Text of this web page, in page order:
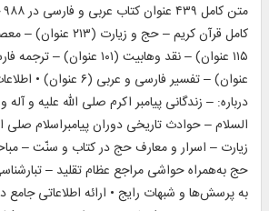
كامل قرآن كریم – حج و
عنوان) – تفسیر فارسی و
درباره: – زندگانی پیامبر اکرم‏ صلی الله علیه و
السلام – حوادث تاریخی دوران پیامبراسلام‏ صلی
زیارت – اسرار و معارف حج در کتاب و سنّت –
حج به‌همراه حواشی مراجع عظام تقلید –
به پرسش‌ها و شبهات رایج • ارائه اطلاعاتی